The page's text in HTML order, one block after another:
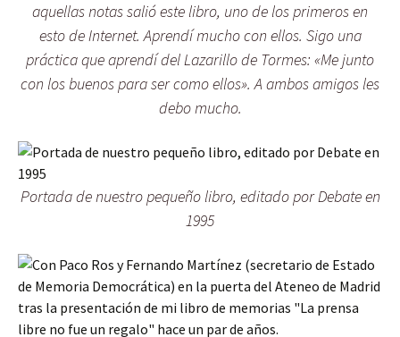
aquellas notas salió este libro, uno de los primeros en
esto de Internet. Aprendí mucho con ellos. Sigo una
práctica que aprendí del Lazarillo de Tormes: «Me junto
con los buenos para ser como ellos». A ambos amigos les
debo mucho.
Portada de nuestro pequeño libro, editado por Debate en
1995